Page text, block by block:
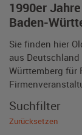
1990er
Baden-
Sie finden hier
aus
Württemberg für
Suchfilter
Zurücksetzen